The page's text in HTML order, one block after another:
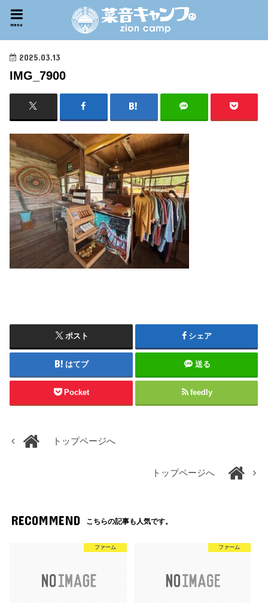
menu
2025.03.13
IMG_7900
ポスト シェア
はてブ 送る
Pocket feedly
トップページへ
トップページへ
RECOMMEND こちらの記事も人気です。
ファーム ファーム